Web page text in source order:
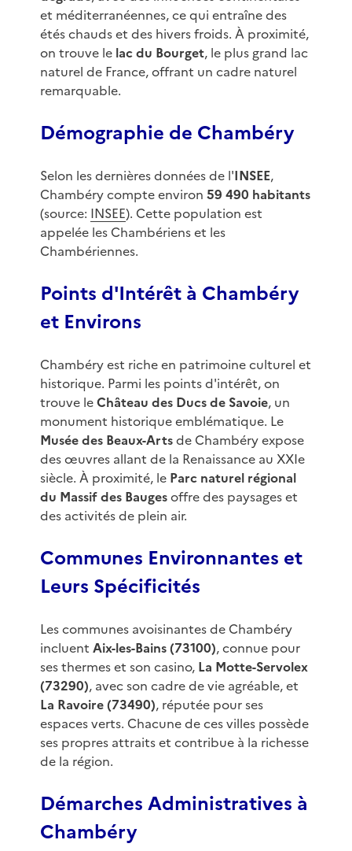
et méditerranéennes, ce qui entraîne des
étés chauds et des hivers froids. À proximité,
on trouve le lac du Bourget, le plus grand lac
naturel de France, offrant un cadre naturel
remarquable.
Démographie de Chambéry
Selon les dernières données de l'INSEE,
Chambéry compte environ 59 490 habitants
(source: INSEE). Cette population est
appelée les Chambériens et les
Chambériennes.
Points d'Intérêt à Chambéry
et Environs
Chambéry est riche en patrimoine culturel et
historique. Parmi les points d'intérêt, on
trouve leChâteau des Ducs de Savoie, un
monument historique emblématique. Le
Musée des Beaux-Artsde Chambéry expose
des œuvres allant de la Renaissance au XXIe
siècle. À proximité, le Parc naturel régional
du Massif des Baugesoffre des paysages et
des activités de plein air.
Communes Environnantes et
Leurs Spécificités
Les communes avoisinantes de Chambéry
incluent Aix-les-Bains (73100), connue pour
ses thermes et son casino, La Motte-Servolex
(73290), avec son cadre de vie agréable, et
La Ravoire (73490), réputée pour ses
espaces verts. Chacune de ces villes possède
ses propres attraits et contribue à la richesse
de la région.
Démarches Administratives à
Chambéry